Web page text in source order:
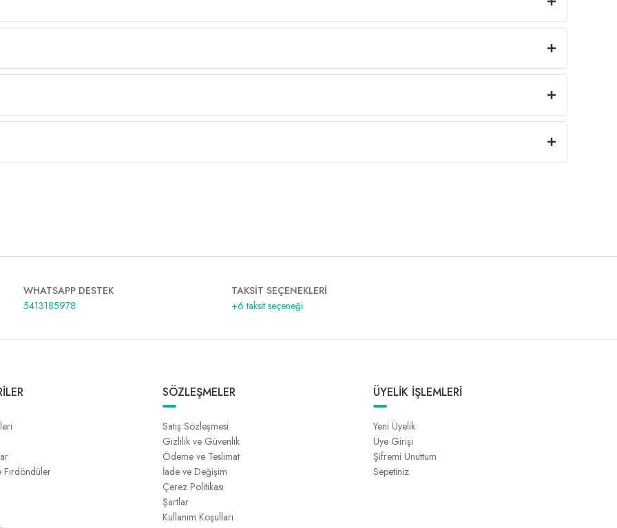
WHATSAPP DESTEK
5413185978
TAKSİT SEÇENEKLERİ
+6 taksit seçeneği
Fırdöndüler
SÖZLEŞMELER
Satış Sözleşmesi
Gizlilik ve Güvenlik
Ödeme ve Teslimat
İade ve Değişim
Çerez Politikası
Şartlar
Kullanım Koşulları
ÜYELİK İŞLEMLERİ
Yeni Üyelik
Üye Girişi
Şifremi Unuttum
Sepetiniz